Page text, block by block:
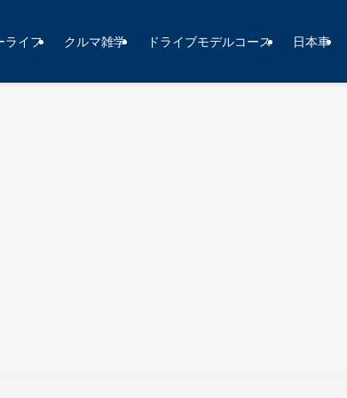
ライフ クルマ雑学 ドライブモデルコース 日本車